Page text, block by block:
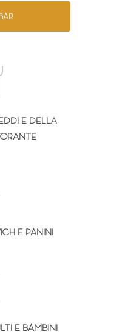
E DELLA
E PANINI
E BAMBINI